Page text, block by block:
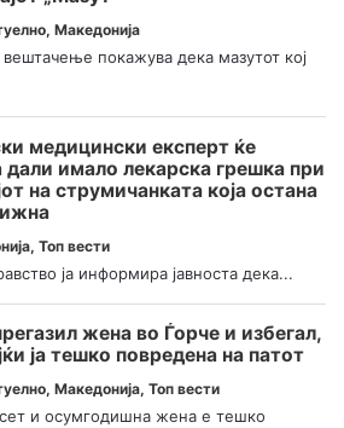
, Македонија
покажува дека мазутот кој
медицински експерт ќе
дали имало лекарска грешка при
на струмичанката која остана
, Топ вести
ја информира јавноста дека...
жена во Ѓорче и избегал,
ја тешко повредена на патот
, Македонија, Топ вести
и осумгодишна жена е тешко